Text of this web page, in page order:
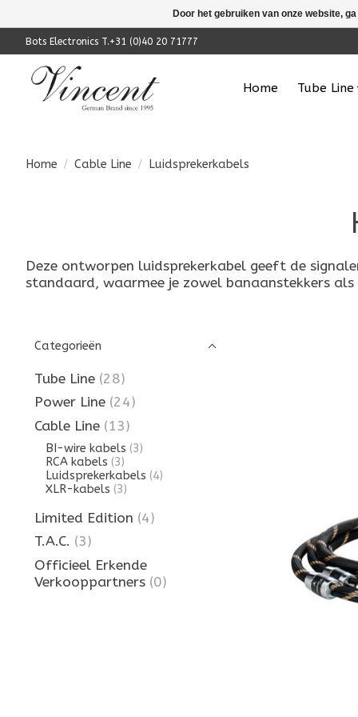
Bots Electronics T.+31 (0)40 20 71777
Home Tube Line
Home / Cable Line / Luidsprekerkabels
Deze ontworpen luidsprekerkabel geeft de
standaard, waarmee je zowel banaanstekkers als
Categorieën
Tube Line (28)
Power Line (24)
Cable Line (13)
BI-wire kabels (3)
RCA kabels (3)
Luidsprekerkabels (4)
XLR-kabels (3)
Limited Edition (4)
T.A.C. (3)
Officieel Erkende
Verkooppartners (0)
Door het gebruiken van onze website,